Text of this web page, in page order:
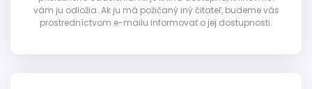
vám ju odložia. Ak ju má požičaný iný čitateľ, budeme vás
prostredníctvom e-mailu informovať o jej dostupnosti.